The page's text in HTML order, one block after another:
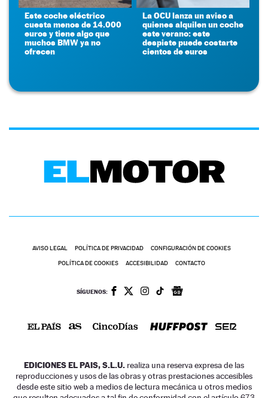
Este coche eléctrico
cuesta menos de 14.000
euros y tiene algo que
muchos BMW ya no
ofrecen
La OCU lanza un aviso a
quienes alquilen un coche
este verano: este
despiste puede costarte
cientos de euros
AVISO LEGAL POLÍTICA DE PRIVACIDAD CONFIGURACIÓN DE COOKIES
POLÍTICA DE COOKIES ACCESIBILIDAD CONTACTO
SÍGUENOS:
EDICIONES EL PAIS, S.L.U. realiza una reserva expresa de las
reproducciones y usos de las obras y otras prestaciones accesibles
desde este sitio web a medios de lectura mecánica u otros medios